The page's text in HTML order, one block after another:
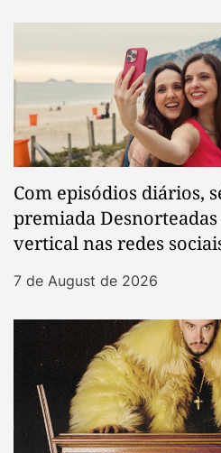
Com episódios diários,
premiada
vertical nas redes
7 de August de 2026